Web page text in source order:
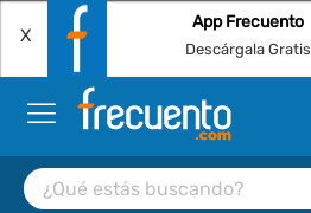
X
App Frecuento
Descárgala Gratis